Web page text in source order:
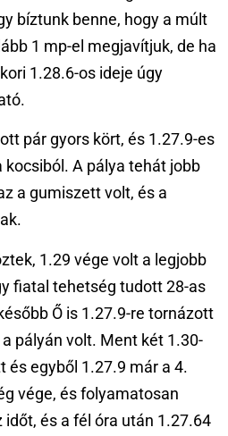
bíztunk benne, hogy a múlt
1 mp-el megjavítjuk, de ha
1.28.6-os ideje úgy
pár gyors kört, és 1.27.9-es
kocsiból. A pálya tehát jobb
a gumiszett volt, és a
1.29 vége volt a legjobb
fiatal tehetség tudott 28-as
Ő is 1.27.9-re tornázott
pályán volt. Ment két 1.30-
és egyből 1.27.9 már a 4.
vége, és folyamatosan
és a fél óra után 1.27.64